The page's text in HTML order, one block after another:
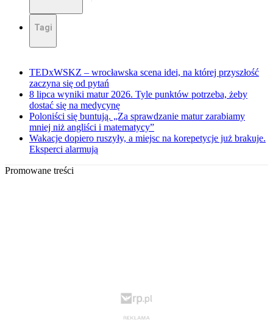
Tagi
TEDxWSKZ – wrocławska scena idei, na której przyszłość
zaczyna się od pytań
8 lipca wyniki matur 2026. Tyle punktów potrzeba, żeby
dostać się na medycynę
Poloniści się buntują. „Za sprawdzanie matur zarabiamy
mniej niż angliści i matematycy”
Wakacje dopiero ruszyły, a miejsc na korepetycje już brakuje.
Eksperci alarmują
Promowane treści